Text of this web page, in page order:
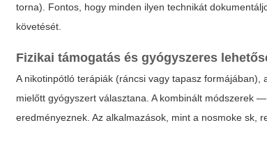
torna). Fontos, hogy minden ilyen technikát
követését.
Fizikai támogatás és gyógyszeres
A nikotinpótló terápiák (ráncsi vagy tapasz
mielőtt gyógyszert választana. A kombinált módszerek
eredményeznek. Az alkalmazások, mint a nosmoke sk ,